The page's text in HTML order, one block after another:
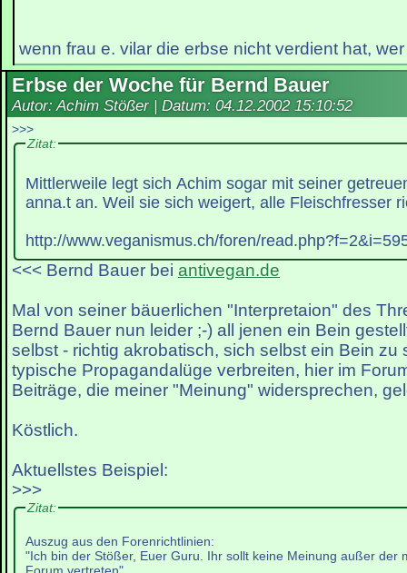
wenn frau e. vilar die erbse nicht verdient hat,
Erbse der Woche für Bernd Bauer
Autor: Achim Stößer | Datum: 04.12.2002 15:10:52
>>>
Zitat:
Mittlerweile legt sich Achim sogar mit seiner
anna.t an. Weil sie sich weigert, alle Fleischfresser
http://www.veganismus.ch/foren/
<<< Bernd Bauer bei antivegan.de
Mal von seiner bäuerlichen "Interpretaion" des
Bernd Bauer nun leider ;-) all jenen ein Bein
selbst - richtig akrobatisch, sich selbst ein Bein zu
typische Propagandalüge verbreiten, hier im
Beiträge, die meiner "Meinung" widersprechen,
Köstlich.
Aktuellstes Beispiel:
>>>
Zitat:
Auszug aus den Forenrichtlinien:
"Ich bin der Stößer, Euer Guru. Ihr sollt keine Meinung außer der